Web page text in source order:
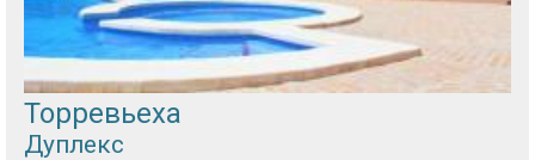
Торревьеха
Дуплекс